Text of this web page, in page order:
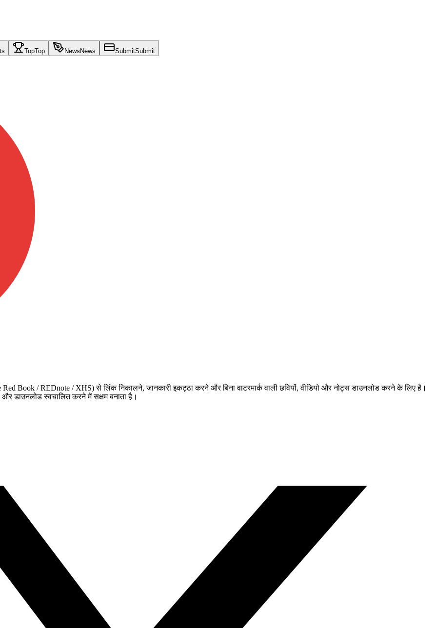
TopTop News News SubmitSubmit
Book / REDnote / XHS) से लिंक निकालने, जानकारी इकट्ठा करने और बिना वाटरमार्क वाली छवियों, वीडियो और नोट्स डाउनलोड करने के लिए है।
और डाउनलोड स्वचालित करने में सक्षम बनाता है।